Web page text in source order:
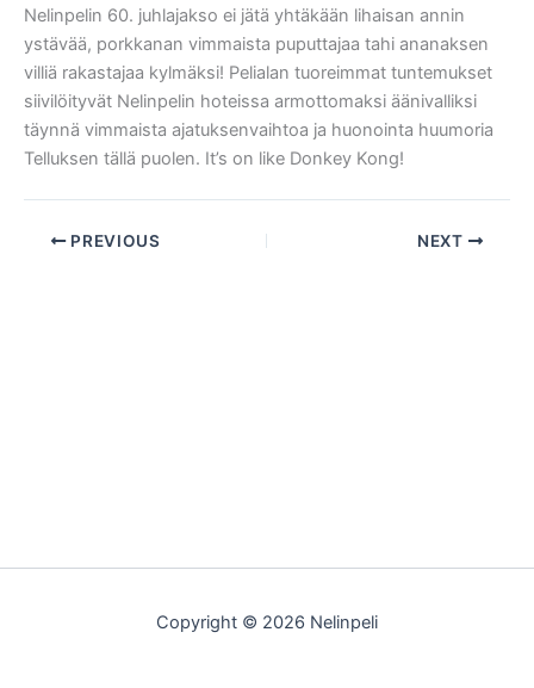
Nelinpelin 60. juhlajakso ei jätä yhtäkään lihaisan annin
ystävää, porkkanan vimmaista puputtajaa tahi ananaksen
villiä rakastajaa kylmäksi! Pelialan tuoreimmat tuntemukset
siivilöityvät Nelinpelin hoteissa armottomaksi äänivalliksi
täynnä vimmaista ajatuksenvaihtoa ja huonointa huumoria
Telluksen tällä puolen. It’s on like Donkey Kong!
PREVIOUS NEXT
Copyright © 2026 Nelinpeli